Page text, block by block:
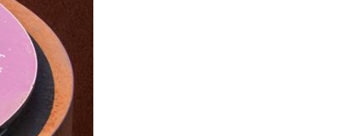
sehen. In
ein